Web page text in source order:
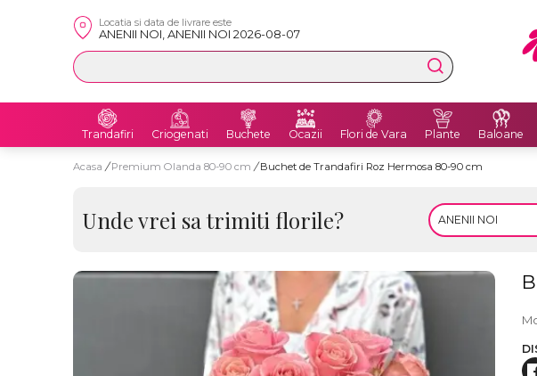
Locatia si data de livrare este
ANENII NOI, ANENII NOI 2026-08-07
Trandafiri Criogenati Buchete Ocazii Flori de Vara Plante Baloane
Acasa / Premium Olanda 80-90 cm / Buchet de Trandafiri Roz Hermosa 80-90 cm
Unde vrei sa trimiti florile?